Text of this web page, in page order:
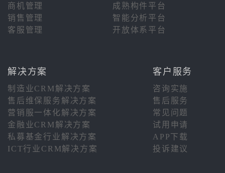
商机管理
成熟构件平台
销售管理
智能分析平台
客服管理
开放体系平台
解决方案 客户服务
制造业CRM解决方案
咨询实施
售后维保服务解决方案
售后服务
营销服一体化解决方案
常见问题
金融业CRM解决方案
试用申请
私募基金行业解决方案
APP下载
ICT行业CRM解决方案
投诉建议